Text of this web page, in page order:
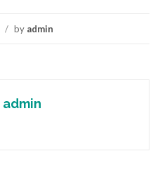
/ by admin
admin